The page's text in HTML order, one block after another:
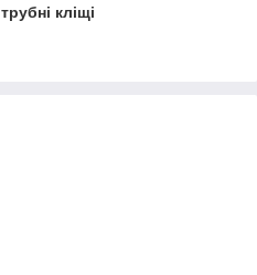
трубні кліщі